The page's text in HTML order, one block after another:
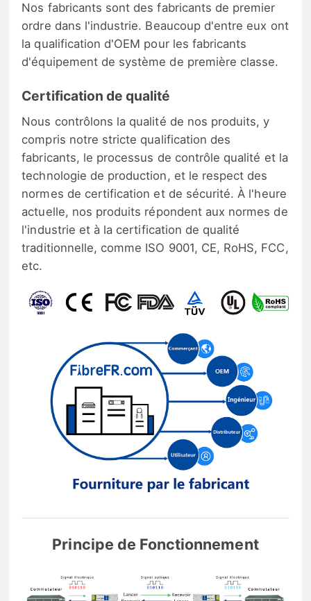
Nos fabricants sont des fabricants de premier
ordre dans l'industrie. Beaucoup d'entre eux ont
la qualification d'OEM pour les fabricants
d'équipement de système de première classe.
Certification de qualité
Nous contrôlons la qualité de nos produits, y
compris notre stricte qualification des
fabricants, le processus de contrôle qualité et la
technologie de production, et le respect des
normes de certification et de sécurité. À l'heure
actuelle, nos produits répondent aux normes de
l'industrie et à la certification de qualité
traditionnelle, comme ISO 9001, CE, RoHS, FCC,
etc.
Principe de Fonctionnement